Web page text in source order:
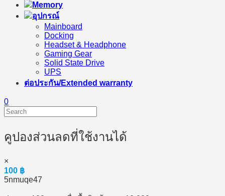
Memory
อุปกรณ์
Mainboard
Docking
Headset & Headphone
Gaming Gear
Solid State Drive
UPS
ต่อประกัน/Extended warranty
0
คูปองส่วนลดที่ใช้งานได้
×
100 ฿
5nmuqe47